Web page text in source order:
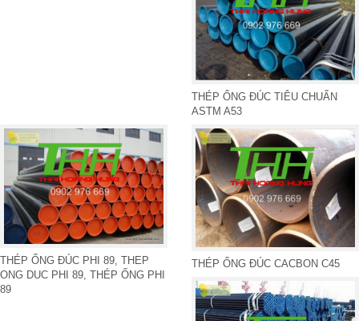
THÉP ỐNG ĐÚC TIÊU CHUẨN
ASTM A53
THÉP ỐNG ĐÚC PHI 89, THEP
ONG DUC PHI 89, THÉP ỐNG PHI
89
THÉP ỐNG ĐÚC CACBON C45